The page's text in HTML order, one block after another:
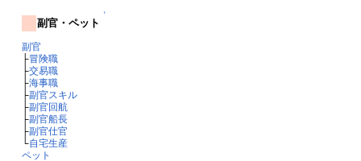
↑
副官・ペット
副官
├冒険職
├交易職
├海事職
├副官スキル
├副官回航
├副官船長
├副官仕官
└自宅生産
ペット